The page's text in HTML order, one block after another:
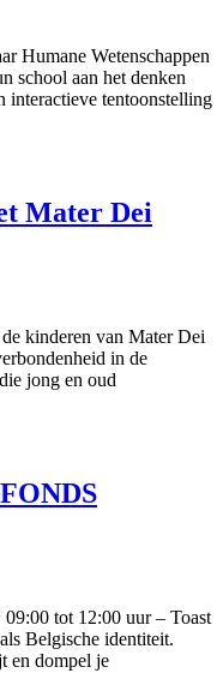
Humane Wetenschappen
school aan het denken
interactieve tentoonstelling
Mater Dei
kinderen van Mater Dei
in de
jong en oud
tot 12:00 uur – Toast
Belgische identiteit.
en dompel je